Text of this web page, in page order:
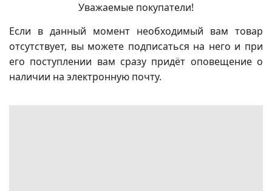
Уважаемые покупатели!
Если в данный момент необходимый вам товар
отсутствует, вы можете подписаться на него и при
его поступлении вам сразу придёт оповещение о
наличии на электронную почту.